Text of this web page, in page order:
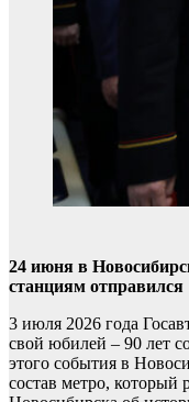
24 июня в
станциям
3 июля 2026 года
свой юбилей – 90 лет
этого события в
состав метро, который